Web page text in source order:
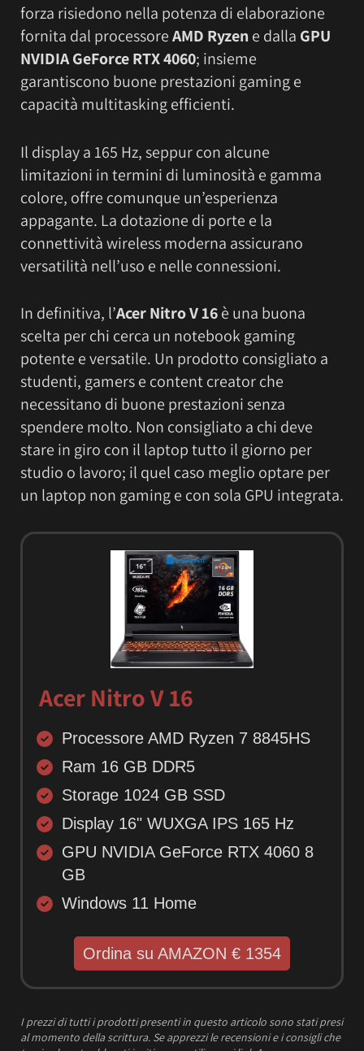
forza risiedono nella potenza di elaborazione
fornita dal processoreAMD Ryzene dalla GPU
NVIDIA GeForce RTX 4060; insieme
garantiscono buone prestazioni gaming e
capacità multitasking efficienti.
Il display a 165 Hz, seppur con alcune
limitazioni in termini di luminosità e gamma
colore, offre comunque un’esperienza
appagante. La dotazione di porte e la
connettività wireless moderna assicurano
versatilità nell’uso e nelle connessioni.
In definitiva, l’Acer Nitro V 16è una buona
scelta per chi cerca un notebook gaming
potente e versatile. Un prodotto consigliato a
studenti, gamers e content creator che
necessitano di buone prestazioni senza
spendere molto. Non consigliato a chi deve
stare in giro con il laptop tutto il giorno per
studio o lavoro; il quel caso meglio optare per
un laptop non gaming e con sola GPU integrata.
Acer Nitro V 16
Processore AMD Ryzen 7 8845HS
Ram 16 GB DDR5
Storage 1024 GB SSD
Display 16" WUXGA IPS 165 Hz
GPU NVIDIA GeForce RTX 4060 8
GB
Windows 11 Home
Ordina su AMAZON € 1354
I prezzidi tutti i prodotti presenti in questo articolo sono stati presi
al momento della scrittura. Se apprezzi le recensioni e i consigli che